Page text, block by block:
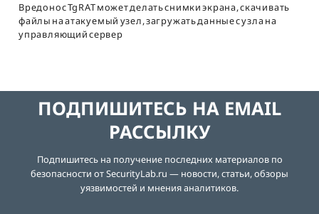
Вредонос TgRAT может делать снимки экрана, скачивать
файлы на атакуемый узел, загружать данные с узла на
управляющий сервер
ПОДПИШИТЕСЬ НА EMAIL
РАССЫЛКУ
Подпишитесь на получение последних материалов по
безопасности от SecurityLab.ru — новости, статьи, обзоры
уязвимостей и мнения аналитиков.